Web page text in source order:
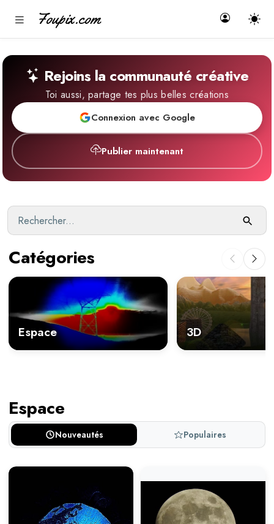
Foupix.com
Rejoins la communauté créative
Toi aussi, partage tes plus belles créations
Connexion avec Google
Publier maintenant
Catégories
Espace 3D
Espace
Nouveautés Populaires